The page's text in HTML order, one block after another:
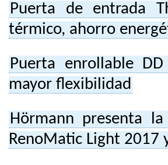
Puerta de entrada
térmico, ahorro
Puerta enrollable
mayor flexibilidad
Hörmann presenta
RenoMatic Light 2017